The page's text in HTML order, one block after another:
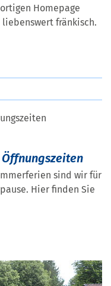
Homepage
liebenswert fränkisch.
sind wir für
Hier finden Sie